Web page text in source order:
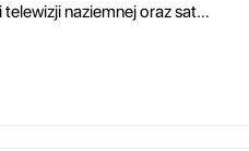
Proponujemy szybki serwis instalacji telewizji naziemnej oraz satelitarn...